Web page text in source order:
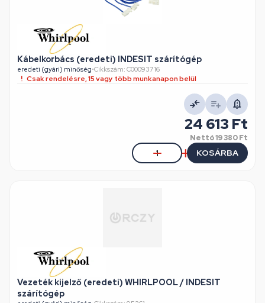
Kábelkorbács (eredeti) INDESIT szárítógép
eredeti (gyári) minőség•Cikkszám: C00093716
Csak rendelésre, 15 vagy több munkanapon belül
24 613 Ft
Nettó19 380 Ft
KOSÁRBA
Vezeték kijelző (eredeti) WHIRLPOOL / INDESIT
szárítógép